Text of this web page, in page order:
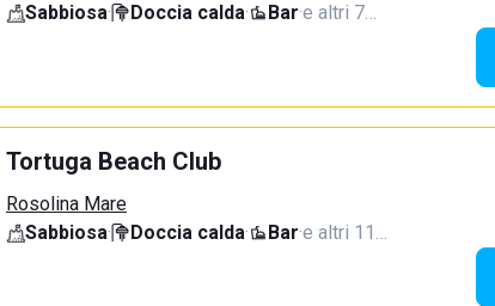
Sabbiosa· Doccia calda· Bar·e altri 7…
Tortuga Beach Club
Rosolina Mare
Sabbiosa· Doccia calda· Bar·e altri 11…